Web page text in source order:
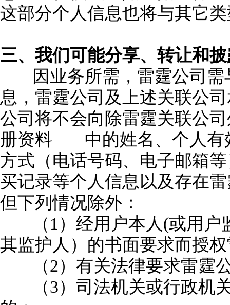
这部分个人信息也将与其它
三、我们可能分享、转让和
因业务所需，雷霆公司
息，雷霆公司及上述关联公
公司将不会向除雷霆关联公
册资料
中的姓名、个人
方式（电话号码、电子邮箱
买记录等个人信息以及存在
但下列情况除外：
（1）经用户本人(或用
其监护人）的书面要求而授
（2）有关法律要求雷霆
（3）司法机关或行政机